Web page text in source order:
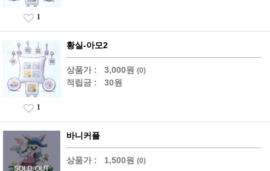
1
황실-아모2
상품가 : 3,000원 (0)
적립금 : 30원
1
바니커플
상품가 : 1,500원 (0)